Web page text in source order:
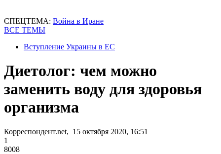
СПЕЦТЕМА: Война в Иране
ВСЕ ТЕМЫ
Вступление Украины в ЕС
Диетолог: чем можно
заменить воду для здоровья
организма
Корреспондент.net, 15 октября 2020, 16:51
1
8008